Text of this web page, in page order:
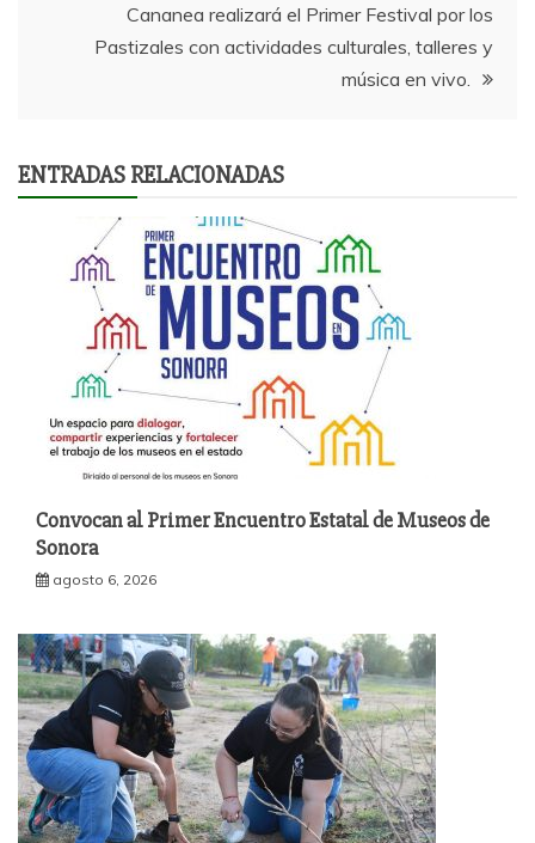
entradas
Cananea realizará el Primer Festival por los
Pastizales con actividades culturales, talleres y
música en vivo.
ENTRADAS RELACIONADAS
Convocan al Primer Encuentro Estatal de Museos de
Sonora
agosto 6, 2026